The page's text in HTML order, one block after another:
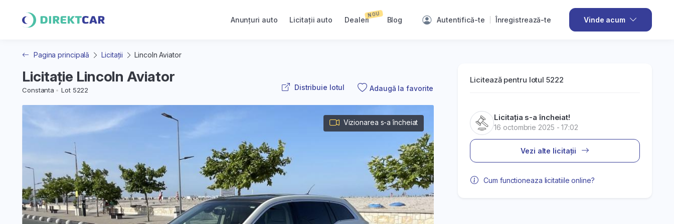
Anunțuri auto Licitații auto Dealeri
NOU
Blog Autentifică-te Înregistrează-te Vinde acum
Pagina principală Licitații Lincoln Aviator
Licitație Lincoln Aviator
Constanta Lot 5222 Distribuie lotul Adaugă la favorite
Vizionarea s-a încheiat
Licitează pentru lotul 5222
Licitația s-a încheiat!
16 octombrie 2025 - 17:02
Vezi alte licitații
Cum functioneaza licitatiile online?